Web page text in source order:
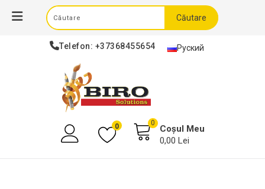
Telefon: +37368455654 Руский
Căutare
0 0
Coșul Meu
0,00 Lei